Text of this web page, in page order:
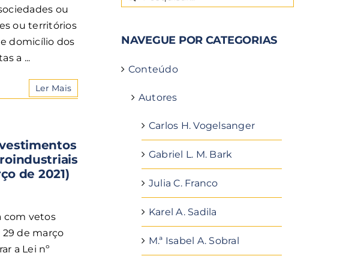
ou
ou territórios
domicílio dos
a ...
Ler Mais
de 2021)
com vetos
de março
a Lei nº
resultados
NAVEGUE POR CATEGORIAS
Conteúdo
Autores
Carlos H. Vogelsanger
Gabriel L. M. Bark
Julia C. Franco
Karel A. Sadila
M.ª Isabel A. Sobral